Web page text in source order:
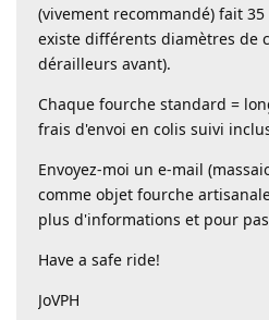
(vivement recommandé) fait
existe différents diamètres de
dérailleurs avant).
Chaque fourche standard =
frais d'envoi en colis suivi
Envoyez-moi un e-mail
comme objet fourche
plus d'informations et pour
Have a safe ride!
JoVPH